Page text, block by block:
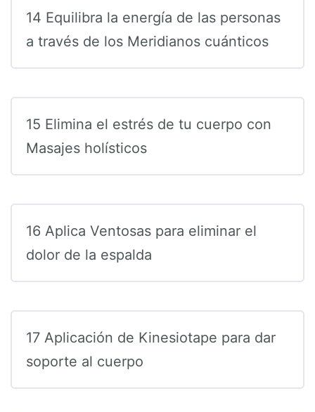
14 Equilibra la energía de las personas
a través de los Meridianos cuánticos
15 Elimina el estrés de tu cuerpo con
Masajes holísticos
16 Aplica Ventosas para eliminar el
dolor de la espalda
17 Aplicación de Kinesiotape para dar
soporte al cuerpo